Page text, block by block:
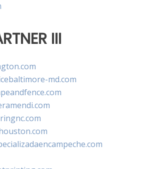
III
md.com